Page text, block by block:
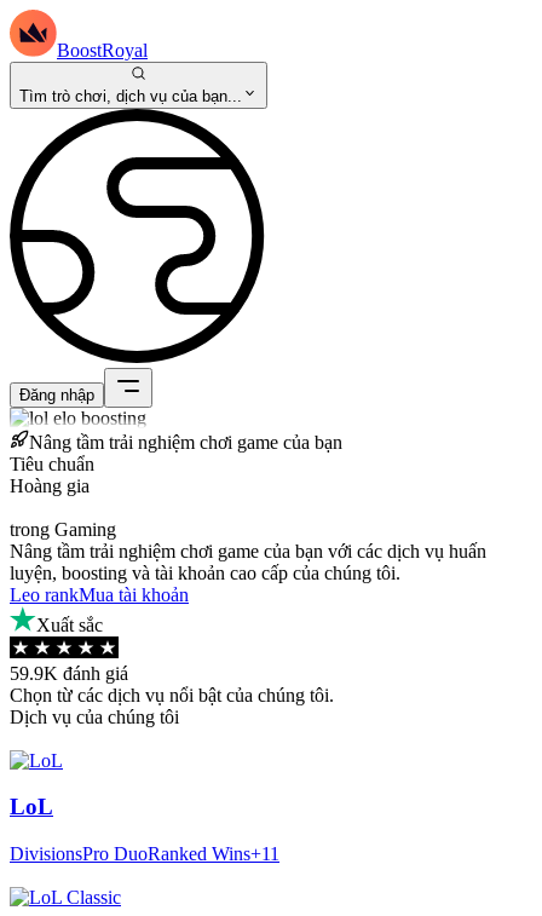
BoostRoyal
Tìm trò chơi, dịch vụ của bạn...
Đăng nhập
Nâng tầm trải nghiệm chơi game của bạn
Tiêu chuẩn
Hoàng gia
trong Gaming
Nâng tầm trải nghiệm chơi game của bạn với các dịch vụ huấn
luyện, boosting và tài khoản cao cấp của chúng tôi.
Leo rankMua tài khoản
Xuất sắc
59.9K đánh giá
Chọn từ các dịch vụ nổi bật của chúng tôi.
Dịch vụ của chúng tôi
LoL
DivisionsPro DuoRanked Wins+11